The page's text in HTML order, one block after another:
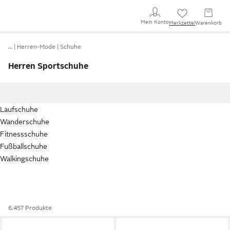
Mein KontoMerkzettel Warenkorb
… Herren-Mode Schuhe
Herren Sportschuhe
Laufschuhe
Wanderschuhe
Fitnessschuhe
Fußballschuhe
Walkingschuhe
6.457 Produkte